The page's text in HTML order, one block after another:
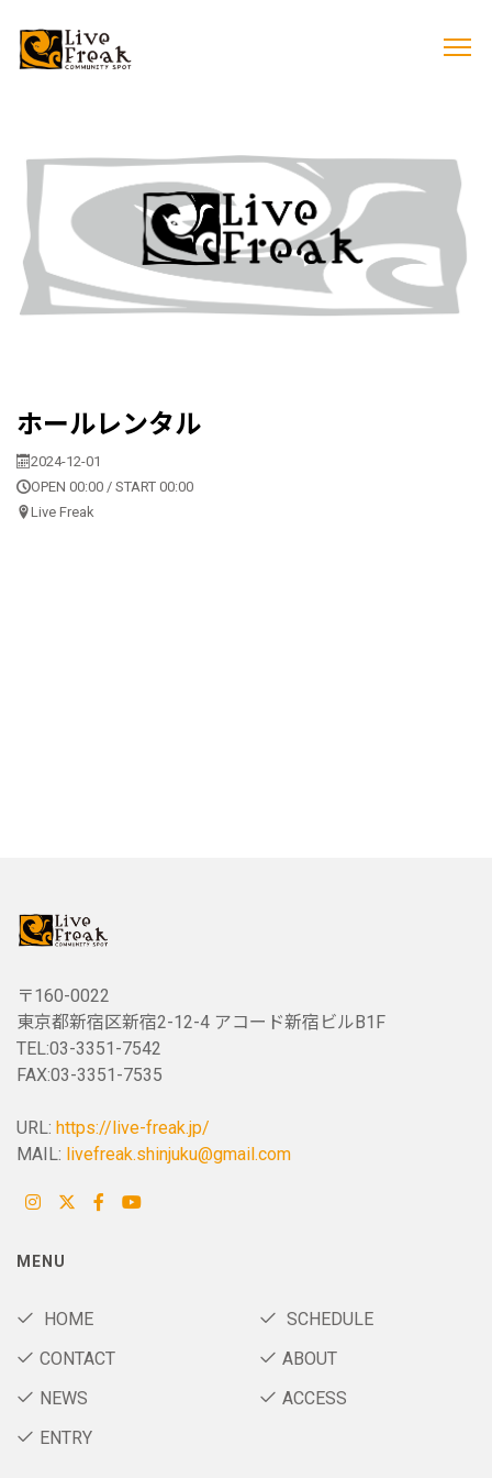
ホールレンタル
2024-12-01
OPEN 00:00 / START 00:00
Live Freak
〒160-0022
東京都新宿区新宿2-12-4 アコード新宿ビルB1F
TEL:03-3351-7542
FAX:03-3351-7535
URL: https://live-freak.jp/
MAIL: livefreak.shinjuku@gmail.com
MENU
HOME
SCHEDULE
CONTACT
ABOUT
NEWS
ACCESS
ENTRY